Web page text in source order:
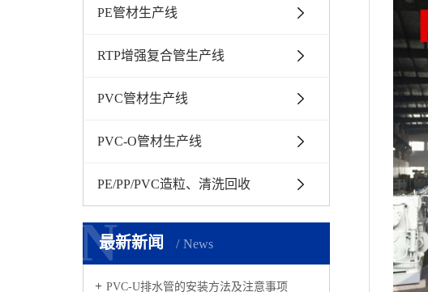
PE管材生产线
RTP增强复合管生产线
PVC管材生产线
PVC-O管材生产线
PE/PP/PVC造粒、清洗回收
最新新闻 News
N
N
PVC-U排水管的安装方法及注意事项